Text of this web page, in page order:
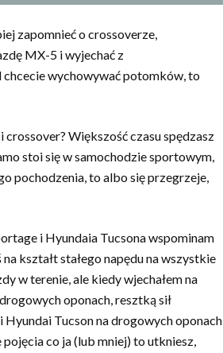
zapomnieć o crossoverze,
MX-5 i wyjechać z
chcecie wychowywać potomków, to
Większość czasu spędzasz
stoi się w samochodzie sportowym,
pochodzenia, to albo się przegrzeje,
i Hyundaia Tucsona wspominam
kształt stałego napędu na wszystkie
w terenie, ale kiedy wjechałem na
oponach, resztką sił
Hyundai Tucson na drogowych oponach
co ja (lub mniej) to utkniesz,